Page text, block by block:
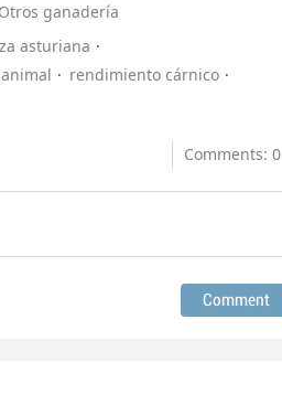
Otros ganadería
asturiana
rendimiento cárnico
Comments: 0